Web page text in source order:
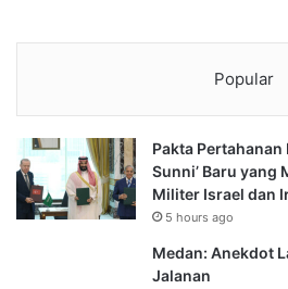
Popular
Pakta Pertahanan
Sunni’ Baru
Militer Israel dan
5 hours ago
Medan: Anekdot
Jalanan